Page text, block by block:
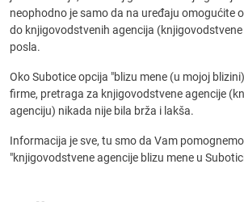
neophodno je samo da na uređaju omogućite
do knjigovodstvenih agencija
posla.
Oko Subotice opcija "blizu mene (u mojoj
firme, pretraga za knjigovodstvene agencije
agenciju) nikada nije bila brža i lakša.
Informacija je sve, tu smo da Vam
"knjigovodstvene agencije blizu mene u